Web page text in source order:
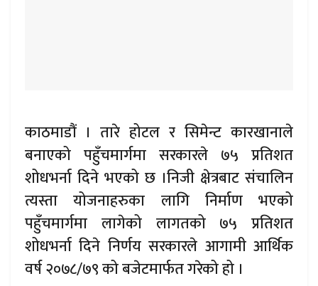
काठमाडौं । तारे होटल र सिमेन्ट कारखानाले
बनाएको पहुँचमार्गमा सरकारले ७५ प्रतिशत
शोधभर्ना दिने भएको छ ।निजी क्षेत्रबाट संचालिन
त्यस्ता योजनाहरुका लागि निर्माण भएको
पहुँचमार्गमा लागेको लागतको ७५ प्रतिशत
शोधभर्ना दिने निर्णय सरकारले आगामी आर्थिक
वर्ष २०७८/७९ को बजेटमार्फत गरेको हो ।